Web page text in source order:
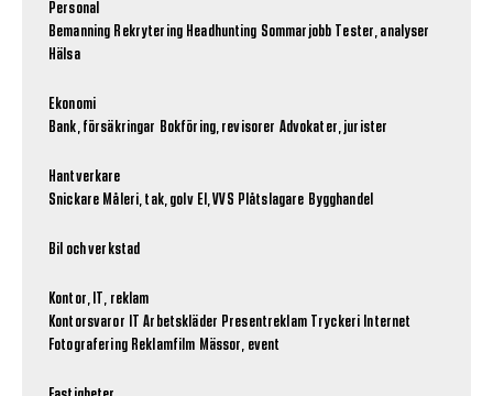
Personal
Bemanning Rekrytering Headhunting Sommarjobb
Tester, analyser
Hälsa
Ekonomi
Bank, försäkringar Bokföring, revisorer Advokater, jurister
Hantverkare
Snickare Måleri, tak, golv El, VVS Plåtslagare Bygghandel
Bil och verkstad
Kontor, IT, reklam
Kontorsvaror
Arbetskläder Presentreklam Tryckeri Internet
Fotografering Reklamfilm Mässor, event